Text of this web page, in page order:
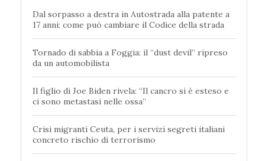
Dal sorpasso a destra in Autostrada alla patente a
17 anni: come può cambiare il Codice della strada
Tornado di sabbia a Foggia: il “dust devil” ripreso
da un automobilista
Il figlio di Joe Biden rivela: “Il cancro si è esteso e
ci sono metastasi nelle ossa”
Crisi migranti Ceuta, per i servizi segreti italiani
concreto rischio di terrorismo